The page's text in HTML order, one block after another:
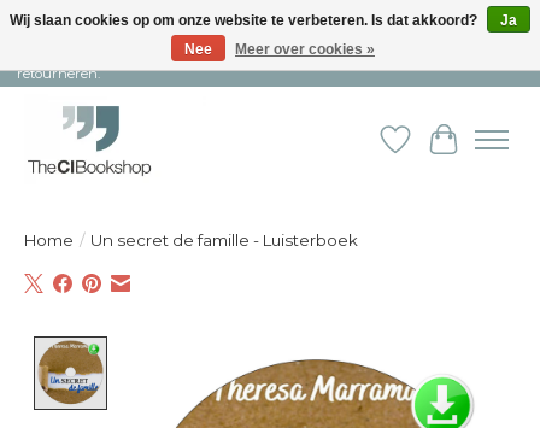
Snelle levering en persoonlijke service ︱ Niet goed? Geld terug! ︱ Gratis
retourneren.
Verlanglijst
Home / Un secret de famille - Luisterboek
Wij slaan cookies op om onze website te verbeteren. Is dat akkoord?
Ja
Nee
Meer over cookies »